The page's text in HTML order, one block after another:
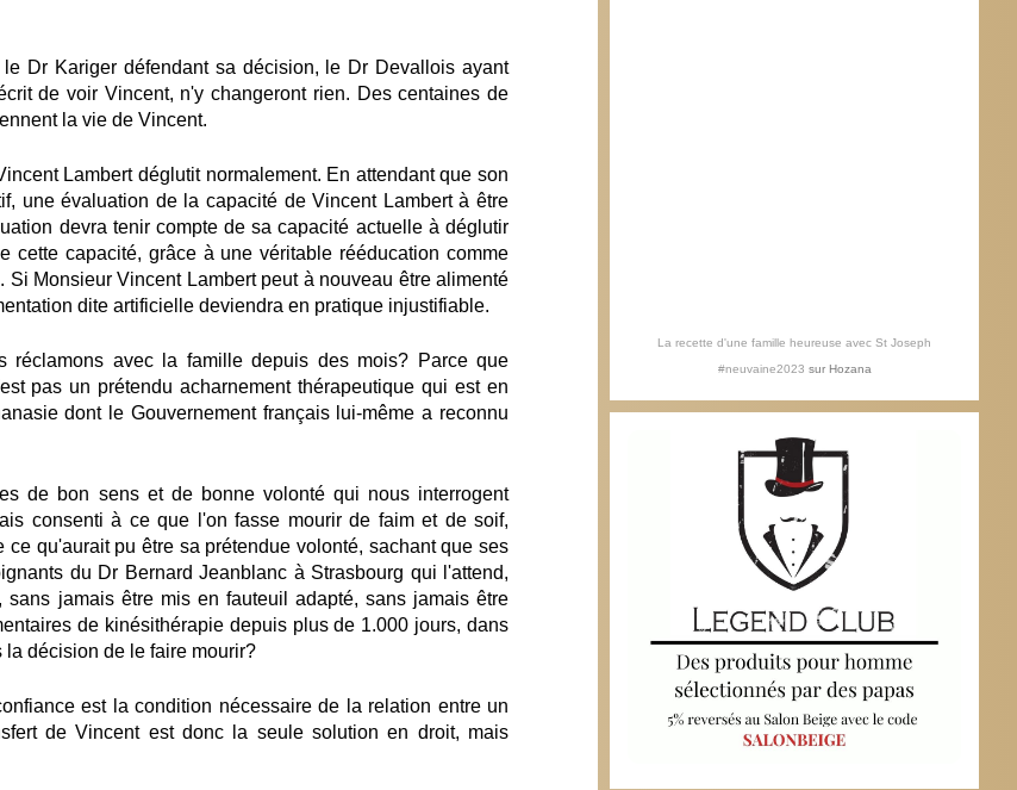
Dr Kariger défendant sa décision, le Dr Devallois ayant
de voir Vincent, n'y changeront rien. Des centaines de
la vie de Vincent.
Lambert déglutit normalement. En attendant que son
une évaluation de la capacité de Vincent Lambert à être
devra tenir compte de sa capacité actuelle à déglutir
cette capacité, grâce à une véritable rééducation comme
Monsieur Vincent Lambert peut à nouveau être alimenté
dite artificielle deviendra en pratique injustifiable.
réclamons avec la famille depuis des mois? Parce que
pas un prétendu acharnement thérapeutique qui est en
dont le Gouvernement français lui-même a reconnu
de bon sens et de bonne volonté qui nous interrogent
consenti à ce que l'on fasse mourir de faim et de soif,
qu'aurait pu être sa prétendue volonté, sachant que ses
du Dr Bernard Jeanblanc à Strasbourg qui l'attend,
jamais être mis en fauteuil adapté, sans jamais être
de kinésithérapie depuis plus de 1.000 jours, dans
décision de le faire mourir?
est la condition nécessaire de la relation entre un
de Vincent est donc la seule solution en droit, mais
La recette d'une famille heureuse avec St Joseph
#neuvaine2023 sur Hozana